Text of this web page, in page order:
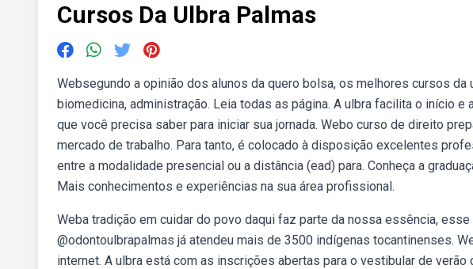
Cursos Da Ulbra Palmas
Websegundo a opinião dos alunos da quero bolsa, os melhores cursos da
biomedicina, administração. Leia todas as página. A ulbra facilita o início e
que você precisa saber para iniciar sua jornada. Webo curso de direito
mercado de trabalho. Para tanto, é colocado à disposição excelentes
entre a modalidade presencial ou a distância (ead) para. Conheça a
Mais conhecimentos e experiências na sua área profissional.
Weba tradição em cuidar do povo daqui faz parte da nossa essência,
@odontoulbrapalmas já atendeu mais de 3500 indígenas tocantinenses.
internet. A ulbra está com as inscrições abertas para o vestibular de